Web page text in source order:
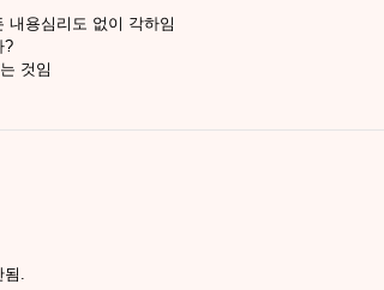
내용심리도 없이 각하임
?
것임
됨.